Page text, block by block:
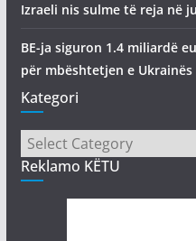
Izraeli nis sulme të reja në
BE-ja siguron 1.4 miliardë
për mbështetjen e Ukrainës
Kategori
Kategori
Reklamo KËTU